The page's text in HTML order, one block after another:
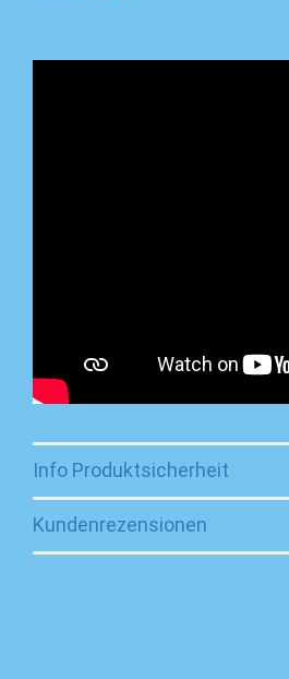
Info Produktsicherheit
Kundenrezensionen